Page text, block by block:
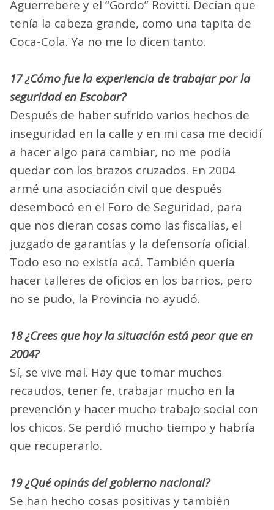
Aguerrebere y el “Gordo” Rovitti. Decían que
tenía la cabeza grande, como una tapita de
Coca-Cola. Ya no me lo dicen tanto.
17 ¿Cómo fue la experiencia de trabajar por la
seguridad en Escobar?
Después de haber sufrido varios hechos de
inseguridad en la calle y en mi casa me decidí
a hacer algo para cambiar, no me podía
quedar con los brazos cruzados. En 2004
armé una asociación civil que después
desembocó en el Foro de Seguridad, para
que nos dieran cosas como las fiscalías, el
juzgado de garantías y la defensoría oficial.
Todo eso no existía acá. También quería
hacer talleres de oficios en los barrios, pero
no se pudo, la Provincia no ayudó.
18 ¿Crees que hoy la situación está peor que en
2004?
Sí, se vive mal. Hay que tomar muchos
recaudos, tener fe, trabajar mucho en la
prevención y hacer mucho trabajo social con
los chicos. Se perdió mucho tiempo y habría
que recuperarlo.
19 ¿Qué opinás del gobierno nacional?
Se han hecho cosas positivas y también